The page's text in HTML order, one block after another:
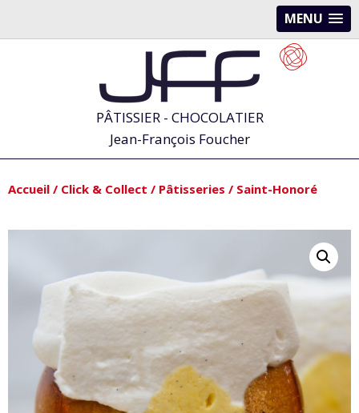
MENU
PÂTISSIER - CHOCOLATIER
Jean-François Foucher
Accueil / Click & Collect / Pâtisseries / Saint-Honoré